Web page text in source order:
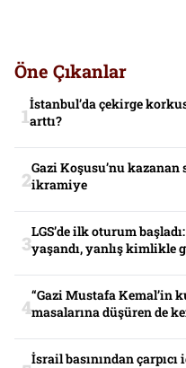
Öne Çıkanlar
İstanbul’da çekirge
arttı?
Gazi Koşusu’nu kazanan
ikramiye
LGS’de ilk oturum
yaşandı, yanlış kimlikle
“Gazi Mustafa Kemal’in
masalarına düşüren de
İsrail basınından